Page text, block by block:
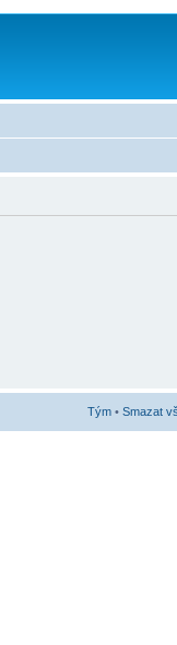
Tým • Smazat